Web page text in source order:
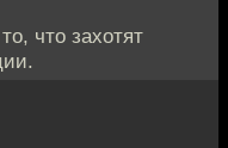
что захотят